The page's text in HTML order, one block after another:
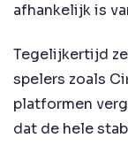
afhankelijk is
Tegelijkertijd
spelers zoals
platformen
dat de hele